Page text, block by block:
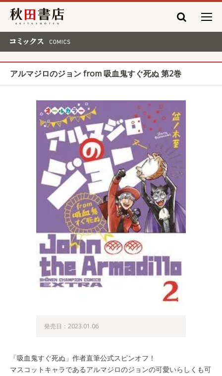
秋田書店
アルマジロのジョン from 吸血鬼すぐ死ぬ 第2巻
発売日：2023.01.06
「吸血鬼すぐ死ぬ」作者直筆公式スピンオフ！
マスコットキャラであるアルマジロのジョンの可愛いらしくも可